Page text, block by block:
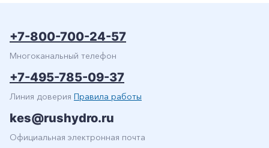
+7-800-700-24-57
Многоканальный телефон
+7-495-785-09-37
Линия доверия Правила работы
kes@rushydro.ru
Официальная электронная почта